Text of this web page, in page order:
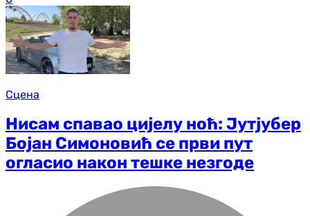
Сцена
Нисам спавао цијелу ноћ: Јутјубер
Бојан Симоновић се први пут
огласио након тешке незгоде